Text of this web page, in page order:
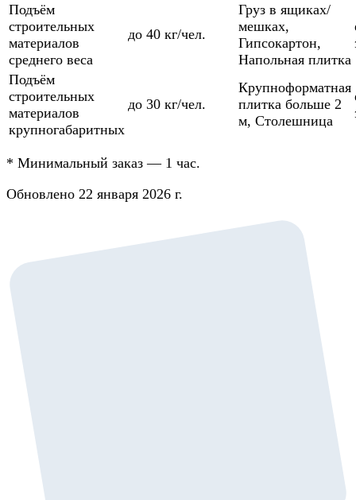
Подъём
строительных
материалов
среднего веса
до 40 кг/чел.
Груз в ящиках/
мешках,
Гипсокартон,
Напольная плитка
Подъём
строительных
материалов
крупногабаритных
до 30 кг/чел.
Крупноформатная
плитка больше 2
м, Столешница
* Минимальный заказ — 1 час.
Обновлено 22 января 2026 г.